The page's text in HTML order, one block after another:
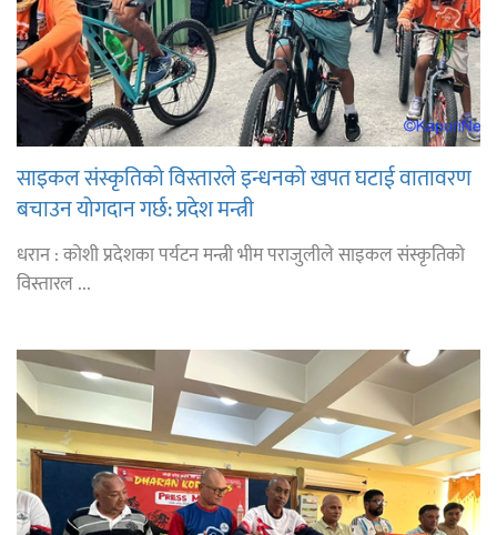
साइकल संस्कृतिको विस्तारले इन्धनको खपत घटाई वातावरण
बचाउन योगदान गर्छ: प्रदेश मन्त्री
धरान : कोशी प्रदेशका पर्यटन मन्त्री भीम पराजुलीले साइकल संस्कृतिको
विस्तारल ...